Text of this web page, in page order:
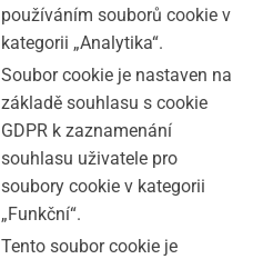
používáním souborů cookie v
kategorii „Analytika“.
Soubor cookie je nastaven na
základě souhlasu s cookie
GDPR k zaznamenání
souhlasu uživatele pro
soubory cookie v kategorii
„Funkční“.
Tento soubor cookie je